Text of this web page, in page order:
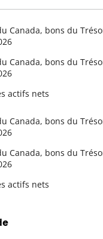
liquidative
Canada, bons du
Canada, bons du
actifs nets
liquidative
Canada, bons du
Canada, bons du
actifs nets